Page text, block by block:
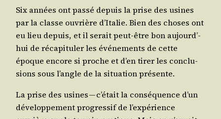
Six années ont pas­sé depuis la prise des usines
par la classe ouvrière d’I­ta­lie. Bien des choses ont
eu lieu depuis, et il serait peut-être bon aujourd’­
hui de réca­pi­tu­ler les évé­ne­ments de cette
époque encore si proche et d’en tirer les conclu­
sions sous l’angle de la situa­tion présente.
La prise des usines — c’é­tait la consé­quence d’un
déve­lop­pe­ment pro­gres­sif de l’ex­pé­rience